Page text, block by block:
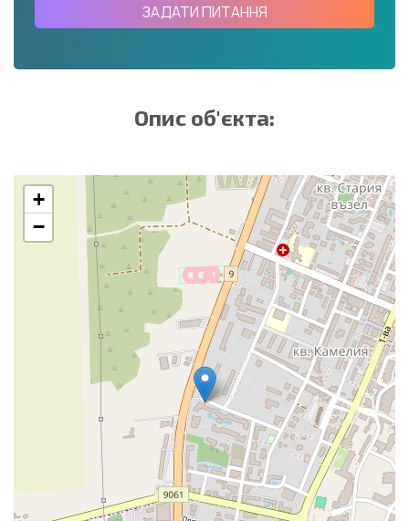
ЗАДАТИ ПИТАННЯ
Опис об'єкта:
+
−